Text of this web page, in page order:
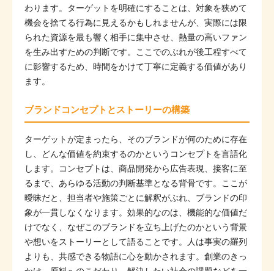
わります。ターゲットを明確にすることは、対象を狭めて
機会を捨てる行為に見えるかもしれませんが、実際には限
られた資源を最も響く相手に集中させ、熱量の高いファン
を生み出すための判断です。ここでのぶれが後工程すべて
に影響するため、時間をかけて丁寧に定義する価値があり
ます。
ブランドコンセプトとストーリーの構築
ターゲットが定まったら、そのブランドが何のために存在
し、どんな価値を約束するのかというコンセプトを言語化
します。コンセプトは、商品開発から広告表現、接客に至
るまで、あらゆる活動の判断基準となる背骨です。ここが
曖昧だと、担当者や施策ごとに解釈がぶれ、ブランドの印
象が一貫しなくなります。効果的なのは、機能的な価値だ
けでなく、なぜこのブランドを立ち上げたのかという背景
や想いをストーリーとして語ることです。人は事実の羅列
よりも、共感できる物語に心を動かされます。創業のきっ